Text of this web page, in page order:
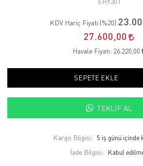
KDV Hariç Fiyatı (%20):
27.600,00
Havale Fiyatı: 26.220,00
SEPETE EKLE
TEKLIF AL
Kargo Bilgisi: 5 iş günü içinde
İade Bilgisi: